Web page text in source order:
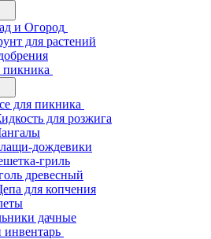
и Огород
для растений
пикника
для пикника
для розжига
дождевики
гриль
древесный
для копчения
дачные